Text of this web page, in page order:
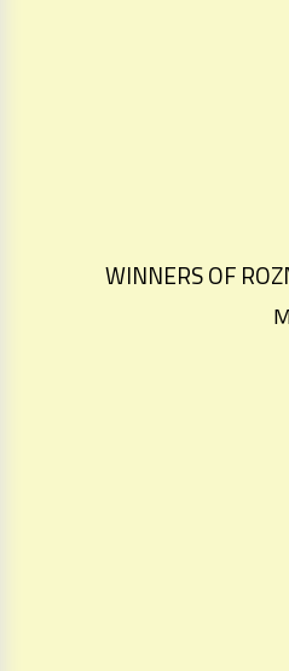
WINNERS OF